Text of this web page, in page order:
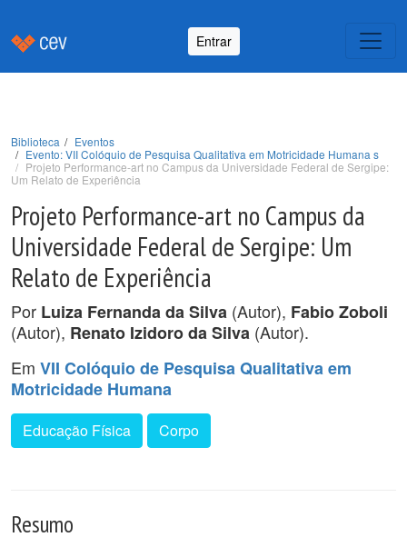
Entrar
Biblioteca
Eventos
Evento: VII Colóquio de Pesquisa Qualitativa em Motricidade Humana s
Projeto Performance-art no Campus da Universidade Federal de Sergipe:
Um Relato de Experiência
Projeto Performance-art no Campus da
Universidade Federal de Sergipe: Um
Relato de Experiência
Por Luiza Fernanda da Silva (Autor), Fabio Zoboli
(Autor), Renato Izidoro da Silva (Autor).
Em VII Colóquio de Pesquisa Qualitativa em
Motricidade Humana
Educação Física Corpo
Resumo